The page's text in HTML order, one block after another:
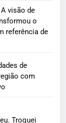
visão de
o
referência de
de
com
Troquei